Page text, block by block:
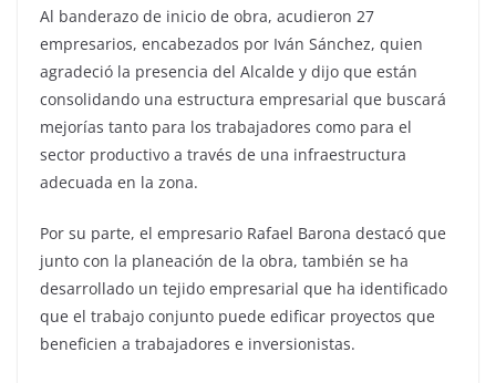
Al banderazo de inicio de obra, acudieron 27
empresarios, encabezados por Iván Sánchez, quien
agradeció la presencia del Alcalde y dijo que están
consolidando una estructura empresarial que buscará
mejorías tanto para los trabajadores como para el
sector productivo a través de una infraestructura
adecuada en la zona.
Por su parte, el empresario Rafael Barona destacó que
junto con la planeación de la obra, también se ha
desarrollado un tejido empresarial que ha identificado
que el trabajo conjunto puede edificar proyectos que
beneficien a trabajadores e inversionistas.